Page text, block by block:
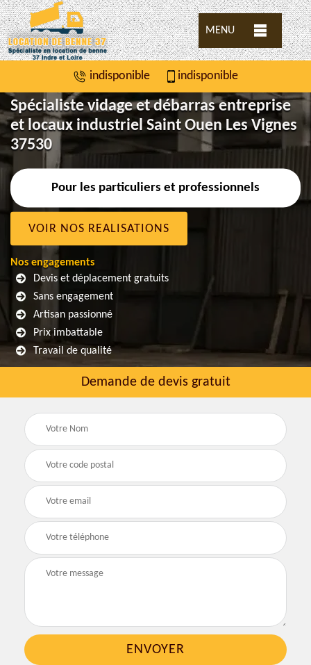
MENU
indisponible indisponible
Spécialiste vidage et débarras entreprise
et locaux industriel Saint Ouen Les Vignes
37530
Pour les particuliers et professionnels
VOIR NOS REALISATIONS
Nos engagements
Devis et déplacement gratuits
Sans engagement
Artisan passionné
Prix imbattable
Travail de qualité
Demande de devis gratuit